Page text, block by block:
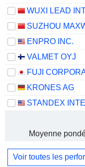
ENPRO INC.
VALMET OYJ
FUJI
KRONES AG
Moyenne
Voir toutes les